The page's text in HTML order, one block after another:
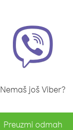
Nemaš još Viber?
Preuzmi odmah